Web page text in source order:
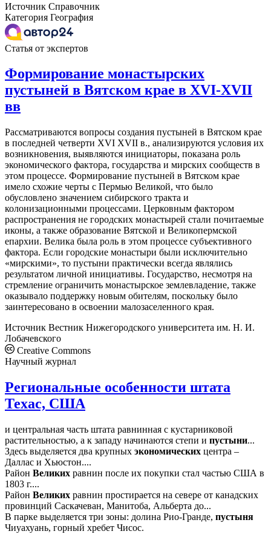
Источник Справочник
Категория География
Статья от экспертов
Формирование монастырских
пустыней в Вятском крае в XVI-XVII
вв
Рассматриваются вопросы создания пустыней в Вятском крае
в последней четверти XVI XVII в., анализируются условия их
возникновения, выявляются инициаторы, показана роль
экономического фактора, государства и мирских сообществ в
этом процессе. Формирование пустыней в Вятском крае
имело схожие черты с Пермью Великой, что было
обусловлено значением сибирского тракта и
колонизационными процессами. Церковным фактором
распространения не городских монастырей стали почитаемые
иконы, а также образование Вятской и Великопермской
епархии. Велика была роль в этом процессе субъективного
фактора. Если городские монастыри были исключительно
«мирскими», то пустыни практически всегда являлись
результатом личной инициативы. Государство, несмотря на
стремление ограничить монастырское землевладение, также
оказывало поддержку новым обителям, поскольку было
заинтересовано в освоении малозаселенного края.
Источник Вестник Нижегородского университета им. Н. И.
Лобачевского
Creative Commons
Научный журнал
Региональные особенности штата
Техас, США
и центральная часть штата равнинная с кустарниковой
растительностью, а к западу начинаются степи и пустыни...
Здесь выделяется два крупных экономических центра –
Даллас и Хьюстон....
Район Великих равнин после их покупки стал частью США в
1803 г....
Район Великих равнин простирается на севере от канадских
провинций Саскачеван, Манитоба, Альберта до...
В парке выделяется три зоны: долина Рио-Гранде, пустыня
Чиуахуань, горный хребет Чисос.